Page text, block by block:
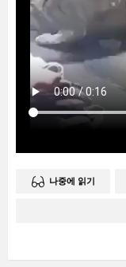
나중에 읽기